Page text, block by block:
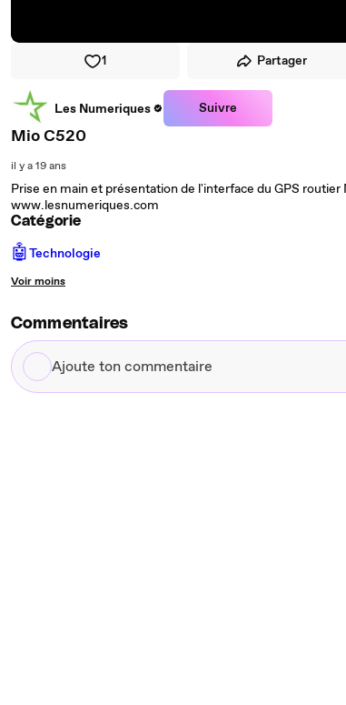
1 Partager
Les Numeriques Suivre
Mio C520
il y a 19 ans
Prise en main et présentation de l'interface du GPS
www.lesnumeriques.com
Catégorie
🤖Technologie
Voir moins
Commentaires
Ajoute
ton